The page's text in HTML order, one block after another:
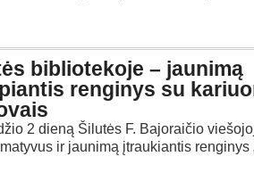
bibliotekoje – jaunimą
renginys su
2 dieną Šilutės F. Bajoraičio
ir jaunimą įtraukiantis renginys